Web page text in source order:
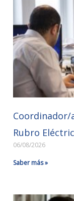
Coordinador/
Rubro
06/08/2026
Saber más »